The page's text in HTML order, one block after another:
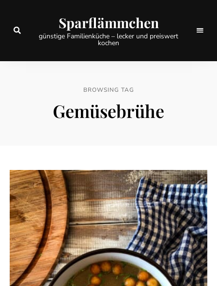
Sparflämmchen
günstige Familienküche – lecker und preiswert
kochen
BROWSING TAG
Gemüsebrühe